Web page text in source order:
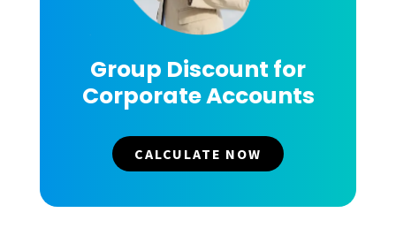
Group Discount for
Corporate Accounts
CALCULATE NOW